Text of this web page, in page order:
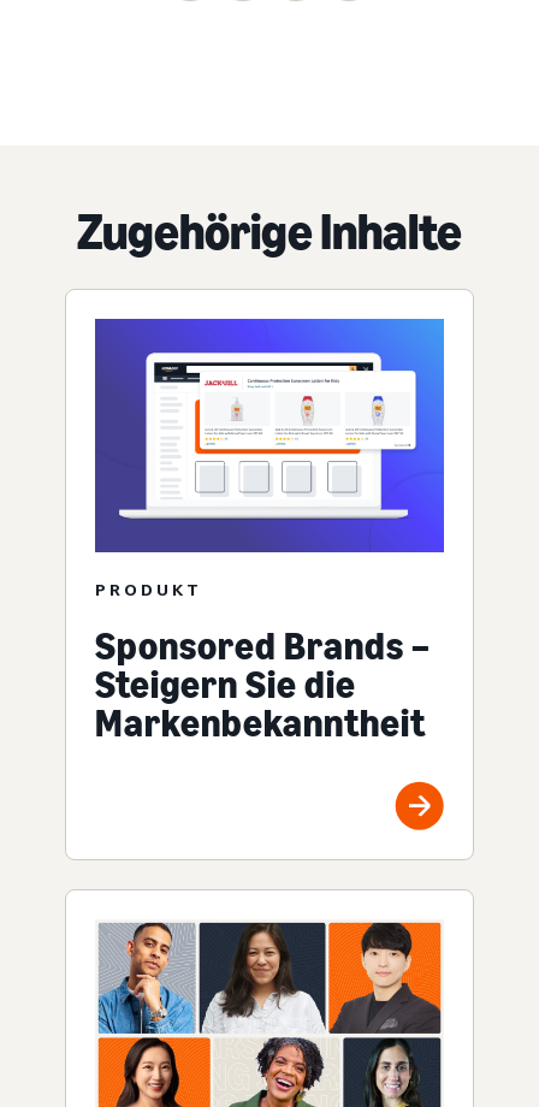
Zugehörige Inhalte
PRODUKT
Sponsored Brands –
Steigern Sie die
Markenbekanntheit